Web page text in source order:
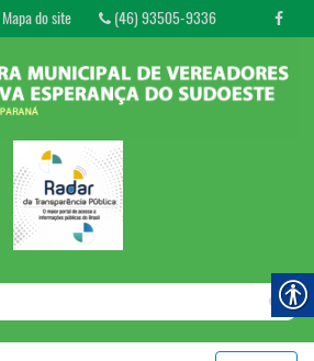
Mapa do site (46) 93505-9336